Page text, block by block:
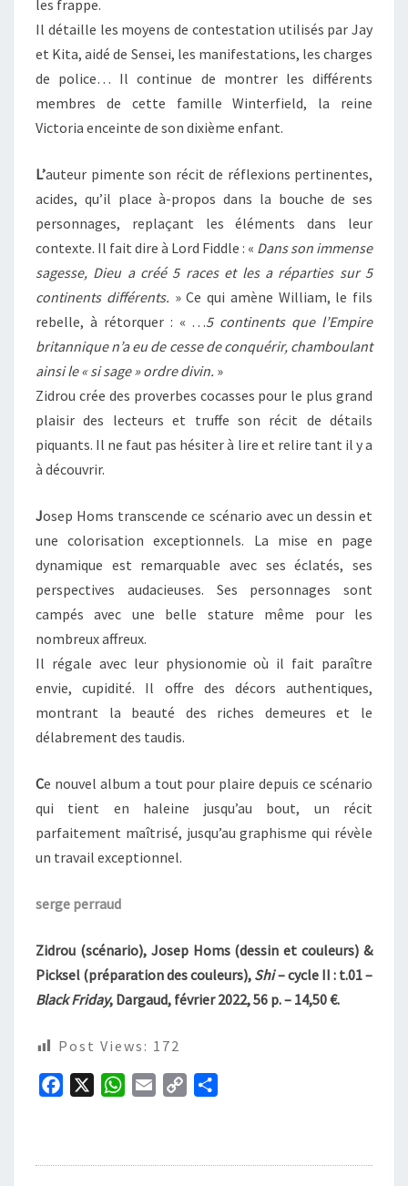
les frappe.
Il détaille les moyens de contestation utilisés par Jay
et Kita, aidé de Sensei, les manifestations, les charges
de police… Il continue de montrer les différents
membres de cette famille Winterfield, la reine
Victoria enceinte de son dixième enfant.
L’auteur pimente son récit de réflexions pertinentes,
acides, qu’il place à-propos dans la bouche de ses
personnages, replaçant les éléments dans leur
contexte. Il fait dire à Lord Fiddle : « Dans son immense
sagesse, Dieu a créé 5 races et les a réparties sur 5
continents différents. » Ce qui amène William, le fils
rebelle, à rétorquer : « …5 continents que l’Empire
britannique n’a eu de cesse de conquérir, chamboulant
ainsi le « si sage » ordre divin. »
Zidrou crée des proverbes cocasses pour le plus grand
plaisir des lecteurs et truffe son récit de détails
piquants. Il ne faut pas hésiter à lire et relire tant il y a
à découvrir.
Josep Homs transcende ce scénario avec un dessin et
une colorisation exceptionnels. La mise en page
dynamique est remarquable avec ses éclatés, ses
perspectives audacieuses. Ses personnages sont
campés avec une belle stature même pour les
nombreux affreux.
Il régale avec leur physionomie où il fait paraître
envie, cupidité. Il offre des décors authentiques,
montrant la beauté des riches demeures et le
délabrement des taudis.
Ce nouvel album a tout pour plaire depuis ce scénario
qui tient en haleine jusqu’au bout, un récit
parfaitement maîtrisé, jusqu’au graphisme qui révèle
un travail exceptionnel.
serge perraud
Zidrou (scénario), Josep Homs (dessin et couleurs) &
Picksel (préparation des couleurs), Shi– cycle II : t.01 –
Black Friday, Dargaud, février 2022, 56 p. – 14,50 €.
Post Views: 172
W